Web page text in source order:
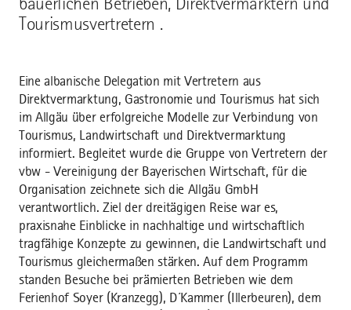
Tourismusvertretern .
Eine albanische Delegation mit Vertretern aus
Direktvermarktung, Gastronomie und Tourismus hat sich
im Allgäu über erfolgreiche Modelle zur Verbindung von
Tourismus, Landwirtschaft und Direktvermarktung
informiert. Begleitet wurde die Gruppe von Vertretern der
vbw - Vereinigung der Bayerischen Wirtschaft, für die
Organisation zeichnete sich die Allgäu GmbH
verantwortlich. Ziel der dreitägigen Reise war es,
praxisnahe Einblicke in nachhaltige und wirtschaftlich
tragfähige Konzepte zu gewinnen, die Landwirtschaft und
Tourismus gleichermaßen stärken. Auf dem Programm
standen Besuche bei prämierten Betrieben wie dem
Ferienhof Soyer (Kranzegg), D´Kammer (Illerbeuren), dem